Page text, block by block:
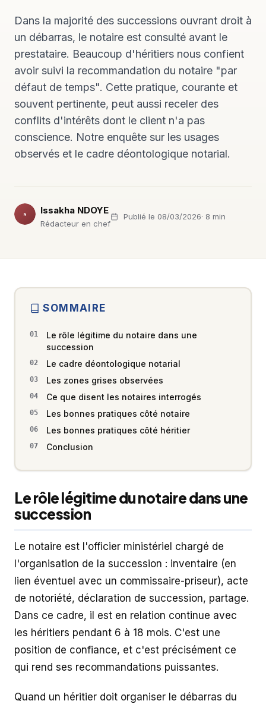
Dans la majorité des successions ouvrant droit à
un débarras, le notaire est consulté avant le
prestataire. Beaucoup d'héritiers nous confient
avoir suivi la recommandation du notaire "par
défaut de temps". Cette pratique, courante et
souvent pertinente, peut aussi receler des
conflits d'intérêts dont le client n'a pas
conscience. Notre enquête sur les usages
observés et le cadre déontologique notarial.
IN Issakha NDOYE
Rédacteur en chef
Publié le 08/03/2026· 8 min
SOMMAIRE
Le rôle légitime du notaire dans une
succession
Le cadre déontologique notarial
Les zones grises observées
Ce que disent les notaires interrogés
Les bonnes pratiques côté notaire
Les bonnes pratiques côté héritier
Conclusion
Le rôle légitime du notaire dans une
succession
Le notaire est l'officier ministériel chargé de
l'organisation de la succession : inventaire (en
lien éventuel avec un commissaire-priseur), acte
de notoriété, déclaration de succession, partage.
Dans ce cadre, il est en relation continue avec
les héritiers pendant 6 à 18 mois. C'est une
position de confiance, et c'est précisément ce
qui rend ses recommandations puissantes.
Quand un héritier doit organiser le débarras du